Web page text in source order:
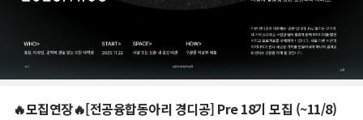
🔥모집연장🔥[전공융합동아리 경디공] Pre 18기 모집 (~11/8)